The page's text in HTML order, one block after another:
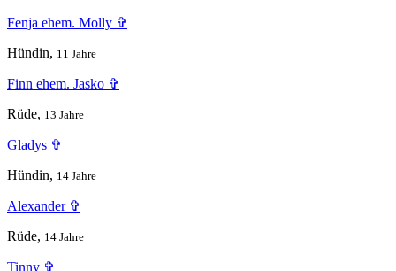
Fenja ehem. Molly ✞
Hündin, 11 Jahre
Finn ehem. Jasko ✞
Rüde, 13 Jahre
Gladys ✞
Hündin, 14 Jahre
Alexander ✞
Rüde, 14 Jahre
Tinny ✞